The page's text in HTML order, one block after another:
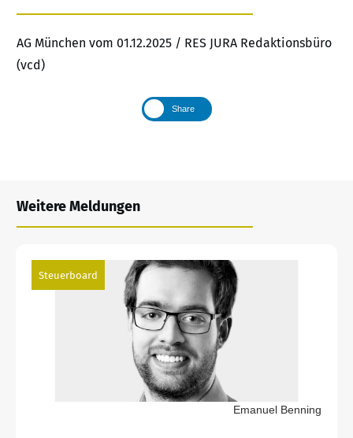
AG München vom 01.12.2025 / RES JURA Redaktionsbüro
(vcd)
Share
Weitere Meldungen
Steuerboard
Emanuel Benning